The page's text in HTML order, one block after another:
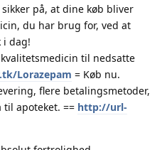
på, at dine køb bliver
du har brug for, ved at
i dag!
til nedsatte
Lorazepam = Køb nu.
flere betalingsmetoder,
apoteket. == http://url-